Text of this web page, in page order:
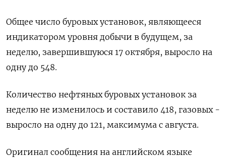
Общее число буровых установок, являющееся
индикатором уровня добычи в будущем, за
неделю, завершившуюся 17 октября, выросло на
одну до 548.
Количество нефтяных буровых установок за
неделю не изменилось и составило 418, газовых -
выросло на одну до 121, максимума с августа.
Оригинал сообщения на английском языке